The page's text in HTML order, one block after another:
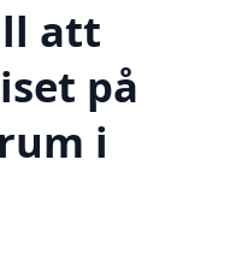
att
på
i